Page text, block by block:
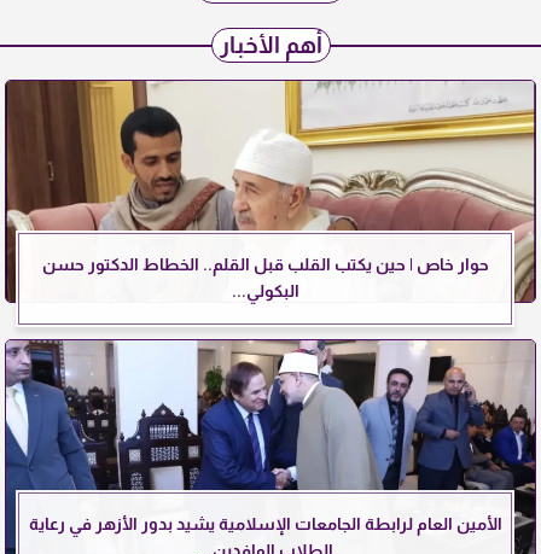
أهم الأخبار
حوار خاص | حين يكتب القلب قبل القلم.. الخطاط الدكتور حسن
البكولي...
الأمين العام لرابطة الجامعات الإسلامية يشيد بدور الأزهر في رعاية